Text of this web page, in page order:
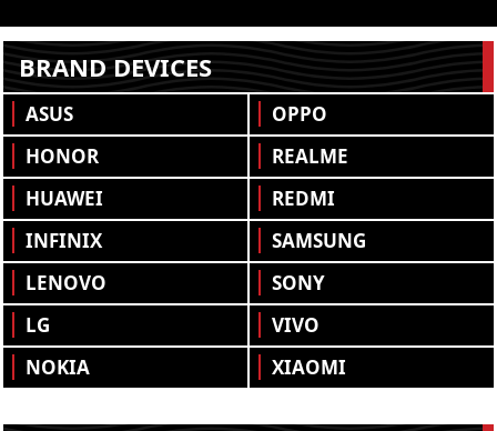
BRAND DEVICES
ASUS
HONOR
HUAWEI
INFINIX
LENOVO
LG
NOKIA
OPPO
REALME
REDMI
SAMSUNG
SONY
VIVO
XIAOMI